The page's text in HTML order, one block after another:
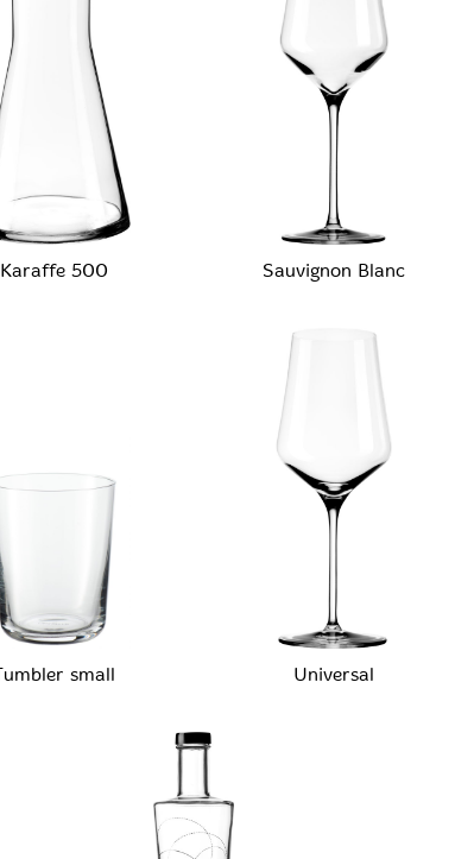
Karaffe 500 Sauvignon Blanc
Tumbler small Universal